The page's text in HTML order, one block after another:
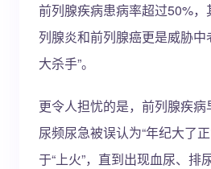
前列腺疾病患病率超过50%
列腺炎和前列腺癌更是威胁中
大杀手”。
更令人担忧的是，前列腺疾病
尿频尿急被误认为“年纪大了
于“上火”，直到出现血尿、排